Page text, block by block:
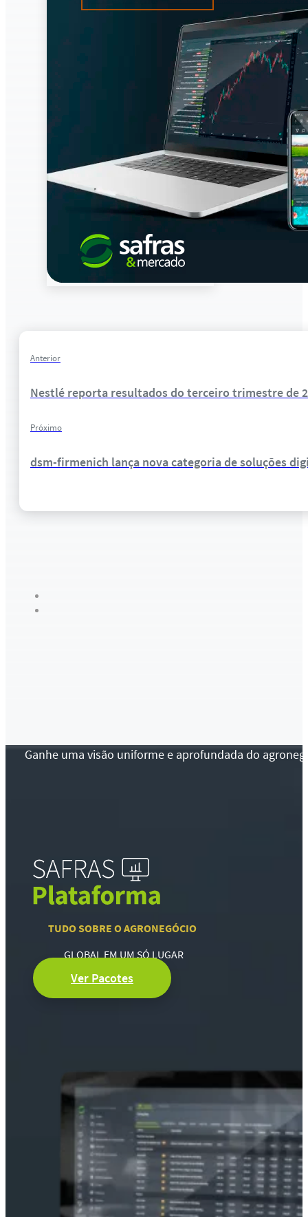
Anterior
Nestlé reporta resultados do terceiro trimestre de
Próximo
dsm-firmenich lança nova categoria de soluções
Ganhe uma visão uniforme e aprofundada do
TUDO SOBRE O AGRONEGÓCIO
GLOBAL EM UM SÓ LUGAR
Ver Pacotes